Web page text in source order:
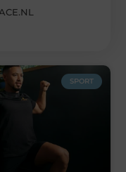
SPORT